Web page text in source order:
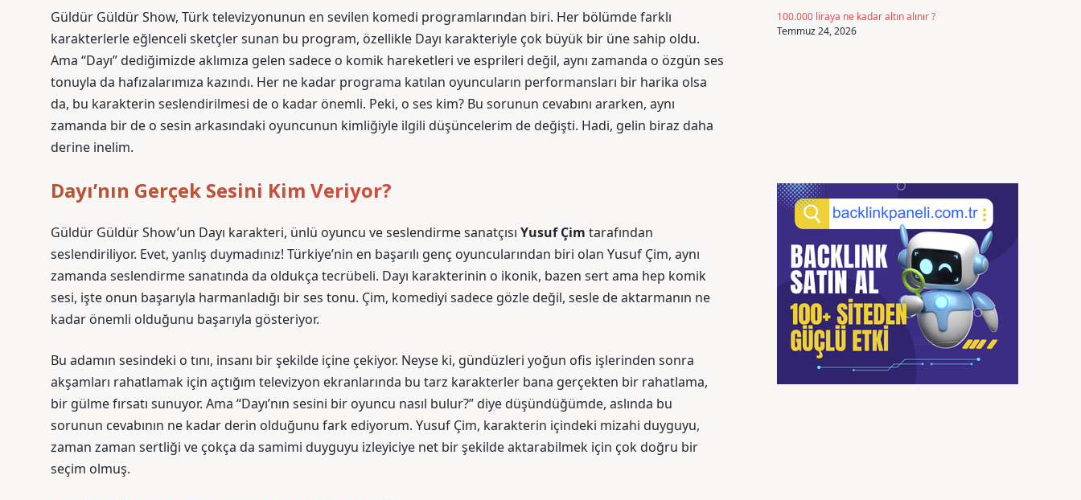
Güldür Güldür Show, Türk televizyonunun en sevilen komedi programlarından biri. Her bölümde farklı
karakterlerle eğlenceli sketçler sunan bu program, özellikle Dayı karakteriyle çok büyük bir üne sahip oldu.
Ama “Dayı” dediğimizde aklımıza gelen sadece o komik hareketleri ve esprileri değil, aynı zamanda o özgün ses
tonuyla da hafızalarımıza kazındı. Her ne kadar programa katılan oyuncuların performansları bir harika olsa
da, bu karakterin seslendirilmesi de o kadar önemli. Peki, o ses kim? Bu sorunun cevabını ararken, aynı
zamanda bir de o sesin arkasındaki oyuncunun kimliğiyle ilgili düşüncelerim de değişti. Hadi, gelin biraz daha
derine inelim.
Dayı’nın Gerçek Sesini Kim Veriyor?
Güldür Güldür Show’un Dayı karakteri, ünlü oyuncu ve seslendirme sanatçısı Yusuf Çim tarafından
seslendiriliyor. Evet, yanlış duymadınız! Türkiye’nin en başarılı genç oyuncularından biri olan Yusuf Çim, aynı
zamanda seslendirme sanatında da oldukça tecrübeli. Dayı karakterinin o ikonik, bazen sert ama hep komik
sesi, işte onun başarıyla harmanladığı bir ses tonu. Çim, komediyi sadece gözle değil, sesle de aktarmanın ne
kadar önemli olduğunu başarıyla gösteriyor.
Bu adamın sesindeki o tını, insanı bir şekilde içine çekiyor. Neyse ki, gündüzleri yoğun ofis işlerinden sonra
akşamları rahatlamak için açtığım televizyon ekranlarında bu tarz karakterler bana gerçekten bir rahatlama,
bir gülme fırsatı sunuyor. Ama “Dayı’nın sesini bir oyuncu nasıl bulur?” diye düşündüğümde, aslında bu
sorunun cevabının ne kadar derin olduğunu fark ediyorum. Yusuf Çim, karakterin içindeki mizahi duyguyu,
zaman zaman sertliği ve çokça da samimi duyguyu izleyiciye net bir şekilde aktarabilmek için çok doğru bir
seçim olmuş.
100.000 liraya ne kadar altın alınır ?
Temmuz 24, 2026